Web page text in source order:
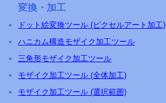
変換・加工
ドット絵変換ツール (ピクセルアート加工)
ハニカム構造モザイク加工ツール
三角形モザイク加工ツール
モザイク加工ツール (全体加工)
モザイク加工ツール (選択範囲)